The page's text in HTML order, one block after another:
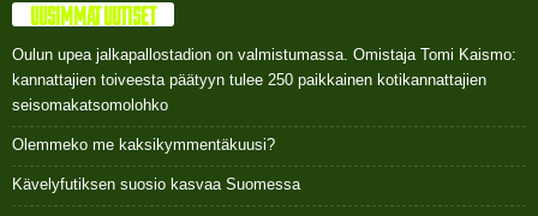
UUSIMMAT UUTISET
Oulun upea jalkapallostadion on valmistumassa. Omistaja Tomi Kaismo:
kannattajien toiveesta päätyyn tulee 250 paikkainen kotikannattajien
seisomakatsomolohko
Olemmeko me kaksikymmentäkuusi?
Kävelyfutiksen suosio kasvaa Suomessa